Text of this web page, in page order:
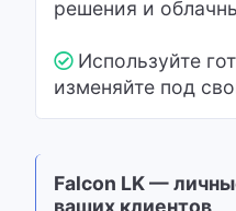
решения и
Используйте
изменяйте под
Falcon LK —
ваших клиентов